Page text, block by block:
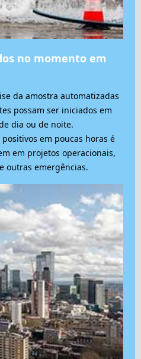
no momento em
da amostra automatizadas
possam ser iniciados em
dia ou de noite.
em poucas horas é
em projetos operacionais,
outras emergências.